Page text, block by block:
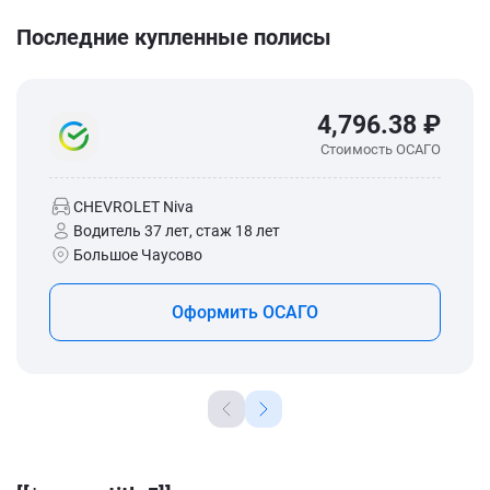
Последние купленные полисы
4,796.38 ₽
Стоимость ОСАГО
CHEVROLET Niva
Водитель 37 лет, стаж 18 лет
Большое Чаусово
Оформить ОСАГО